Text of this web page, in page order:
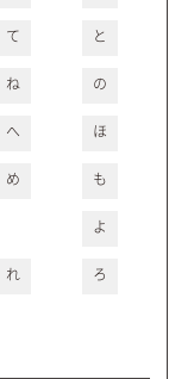
て と
ね の
へ ほ
め も
よ
れ ろ